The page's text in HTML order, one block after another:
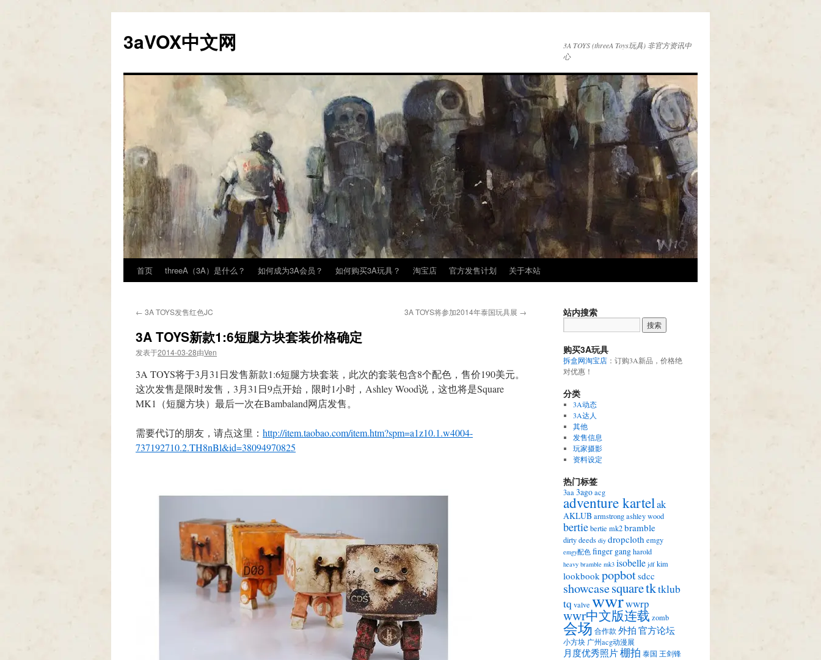
正
文
3aVOX中文网
3A TOYS (threeA Toys玩具) 非官方资讯中
心
首页 threeA（3A）是什么？ 如何成为3A会员？ 如何购买3A玩具？ 淘宝店 官方发售计划 关于本站
← 3A TOYS发售红色JC 3A TOYS将参加2014年泰国玩具展 →
3A TOYS新款1:6短腿方块套装价格确定
发表于2014-03-28由Ven
3A TOYS将于3月31日发售新款1:6短腿方块套装，此次的套装包含8个配色，售价190美元。
这次发售是限时发售，3月31日9点开始，限时1小时，Ashley Wood说，这也将是Square
MK1（短腿方块）最后一次在Bambaland网店发售。
需要代订的朋友，请点这里： http://item.taobao.com/item.htm?spm=a1z10.1.w4004-
737192710.2.TH8nBl&id=38094970825
站内搜索
购买3A玩具
拆盒网淘宝店 ：订购3A新品，价格绝
对优惠！
分类
3A动态
3A达人
其他
发售信息
玩家摄影
资料设定
热门标签
3aa 3agoacg
adventure kartelak
AKLUBarmstrongashley wood
bertiebertie mk2bramble
dirty deeds diy dropcloth emgy
emgy配色 finger gangharold
heavy bramble mk3 isobelle jdf kim
lookbookpopbotsdcc
showcasesquaretktklub
tq valve wwrwwrp
wwr中文版连载 zomb
会场合作款 外拍 官方论坛
小方块 广州acg动漫展
月度优秀照片棚拍 泰国 王剑锋